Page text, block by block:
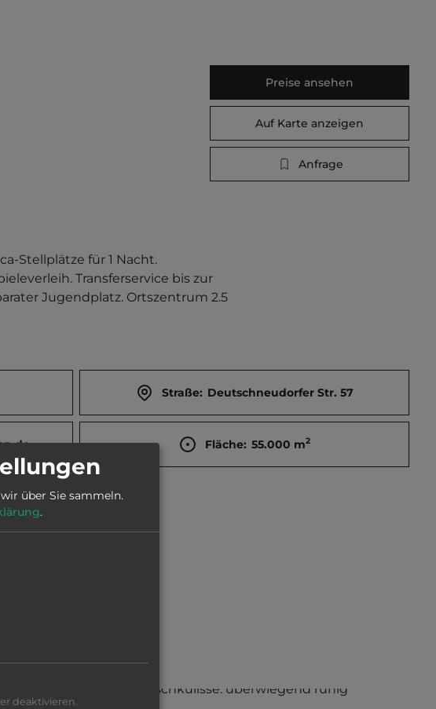
Preise ansehen
Auf Karte anzeigen
Anfrage
Stellplätze für 1 Nacht.
Transferservice bis zur
Jugendplatz. Ortszentrum 2.5
Straße: Deutschneudorfer Str. 57
Fläche: 55.000 m2
Geräuschkulisse: überwiegend ruhig
über Sie sammeln.
.
deaktivieren.